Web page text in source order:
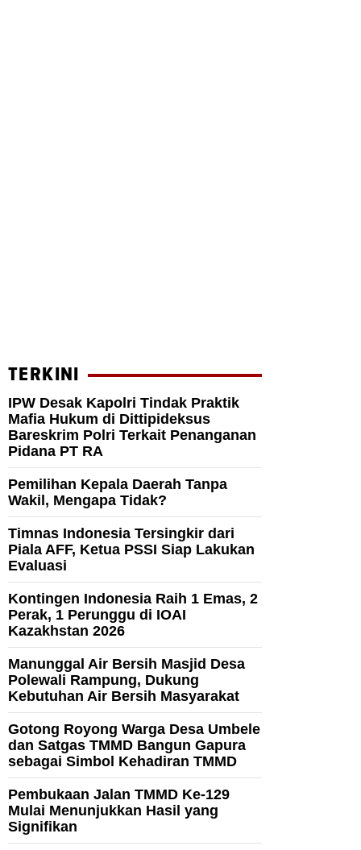
TERKINI
IPW Desak Kapolri Tindak Praktik
Mafia Hukum di Dittipideksus
Bareskrim Polri Terkait Penanganan
Pidana PT RA
Pemilihan Kepala Daerah Tanpa
Wakil, Mengapa Tidak?
Timnas Indonesia Tersingkir dari
Piala AFF, Ketua PSSI Siap Lakukan
Evaluasi
Kontingen Indonesia Raih 1 Emas, 2
Perak, 1 Perunggu di IOAI
Kazakhstan 2026
Manunggal Air Bersih Masjid Desa
Polewali Rampung, Dukung
Kebutuhan Air Bersih Masyarakat
Gotong Royong Warga Desa Umbele
dan Satgas TMMD Bangun Gapura
sebagai Simbol Kehadiran TMMD
Pembukaan Jalan TMMD Ke-129
Mulai Menunjukkan Hasil yang
Signifikan